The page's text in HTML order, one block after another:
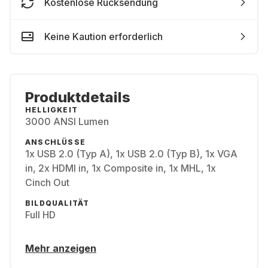
Kostenlose Rücksendung
Keine Kaution erforderlich
Produktdetails
HELLIGKEIT
3000 ANSI Lumen
ANSCHLÜSSE
1x USB 2.0 (Typ A), 1x USB 2.0 (Typ B), 1x VGA
in, 2x HDMI in, 1x Composite in, 1x MHL, 1x
Cinch Out
BILDQUALITÄT
Full HD
Mehr anzeigen